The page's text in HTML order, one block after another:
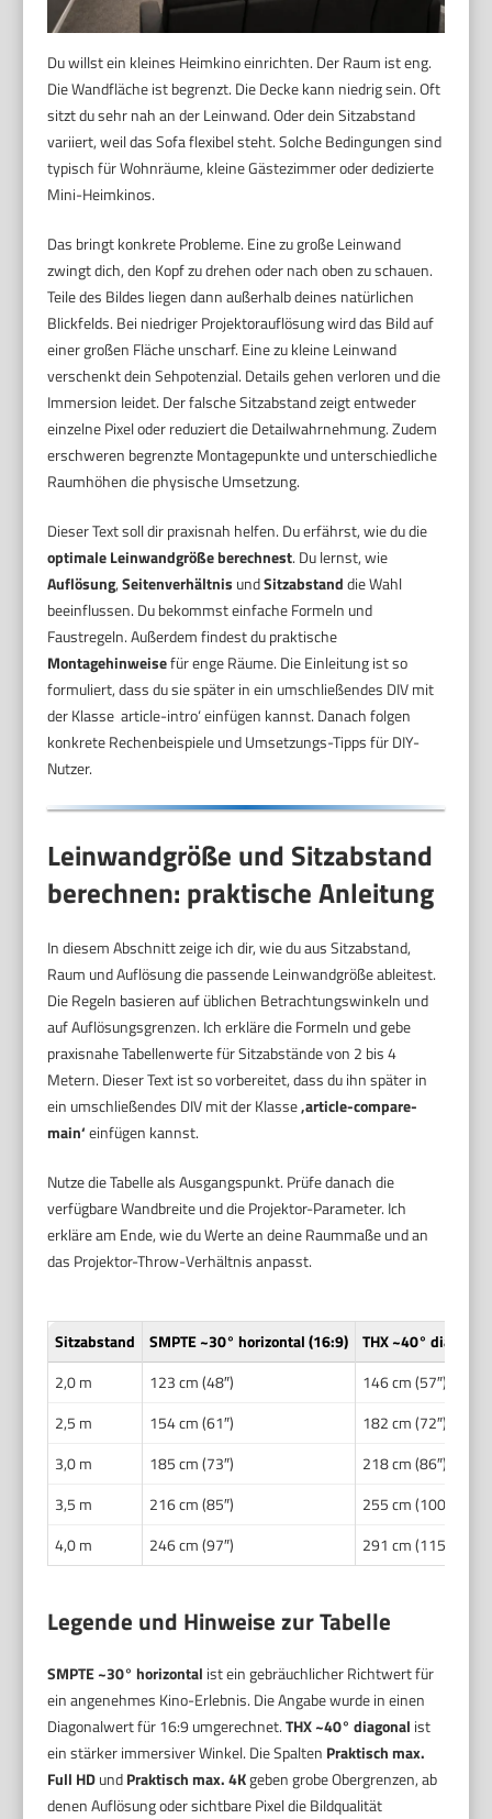
Du willst ein kleines Heimkino einrichten. Der Raum ist eng.
Die Wandfläche ist begrenzt. Die Decke kann niedrig sein. Oft
sitzt du sehr nah an der Leinwand. Oder dein Sitzabstand
variiert, weil das Sofa flexibel steht. Solche Bedingungen sind
typisch für Wohnräume, kleine Gästezimmer oder dedizierte
Mini-Heimkinos.
Das bringt konkrete Probleme. Eine zu große Leinwand
zwingt dich, den Kopf zu drehen oder nach oben zu schauen.
Teile des Bildes liegen dann außerhalb deines natürlichen
Blickfelds. Bei niedriger Projektorauflösung wird das Bild auf
einer großen Fläche unscharf. Eine zu kleine Leinwand
verschenkt dein Sehpotenzial. Details gehen verloren und die
Immersion leidet. Der falsche Sitzabstand zeigt entweder
einzelne Pixel oder reduziert die Detailwahrnehmung. Zudem
erschweren begrenzte Montagepunkte und unterschiedliche
Raumhöhen die physische Umsetzung.
Dieser Text soll dir praxisnah helfen. Du erfährst, wie du die
optimale Leinwandgröße berechnest. Du lernst, wie
Auflösung,Seitenverhältnis undSitzabstanddie Wahl
beeinflussen. Du bekommst einfache Formeln und
Faustregeln. Außerdem findest du praktische
Montagehinweisefür enge Räume. Die Einleitung ist so
formuliert, dass du sie später in ein umschließendes DIV mit
der Klasse ‚article-intro‘ einfügen kannst. Danach folgen
konkrete Rechenbeispiele und Umsetzungs-Tipps für DIY-
Nutzer.
Leinwandgröße und Sitzabstand
berechnen: praktische Anleitung
In diesem Abschnitt zeige ich dir, wie du aus Sitzabstand,
Raum und Auflösung die passende Leinwandgröße ableitest.
Die Regeln basieren auf üblichen Betrachtungswinkeln und
auf Auflösungsgrenzen. Ich erkläre die Formeln und gebe
praxisnahe Tabellenwerte für Sitzabstände von 2 bis 4
Metern. Dieser Text ist so vorbereitet, dass du ihn später in
ein umschließendes DIV mit der Klasse‚article-compare-
main‘einfügen kannst.
Nutze die Tabelle als Ausgangspunkt. Prüfe danach die
verfügbare Wandbreite und die Projektor-Parameter. Ich
erkläre am Ende, wie du Werte an deine Raummaße und an
das Projektor-Throw-Verhältnis anpasst.
Sitzabstand SMPTE ~30° horizontal (16:9)
THX ~40°
2,0 m
123 cm (48″)
146 cm (57″)
2,5 m
154 cm (61″)
182 cm (72″)
3,0 m
185 cm (73″)
218 cm (86″)
3,5 m
216 cm (85″)
255 cm (100″)
4,0 m
246 cm (97″) 291 cm (115″)
Legende und Hinweise zur Tabelle
SMPTE ~30° horizontal ist ein gebräuchlicher Richtwert für
ein angenehmes Kino-Erlebnis. Die Angabe wurde in einen
Diagonalwert für 16:9 umgerechnet.THX ~40° diagonal ist
ein stärker immersiver Winkel. Die Spalten Praktisch max.
Full HDundPraktisch max. 4Kgeben grobe Obergrenzen, ab
denen Auflösung oder sichtbare Pixel die Bildqualität